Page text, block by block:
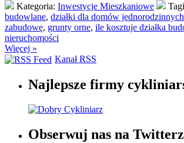
Kategoria: Inwestycje Mieszkaniowe
budowlane, działki dla domów jednorodzinnych
zabudowę, grunty orne, ile kosztuje działka
nieruchomości
Więcej »
Kanał RSS
Najlepsze firmy
Obserwuj nas na